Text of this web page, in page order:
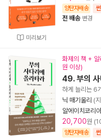
미리보기
양탄자배송
전 배송 변경
화제의 책 + 알
원 이상)
49. 부의 사
하게 늘리는 6
닉 매기울리 (
알에이치코리
20,700원
양탄자배송